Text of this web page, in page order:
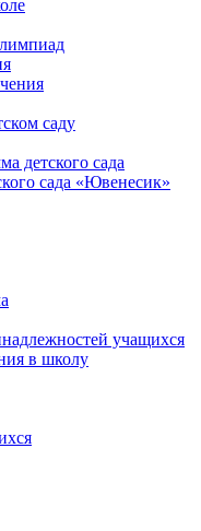
саду
детского сада
сада «Ювенесик»
учащихся
в школу